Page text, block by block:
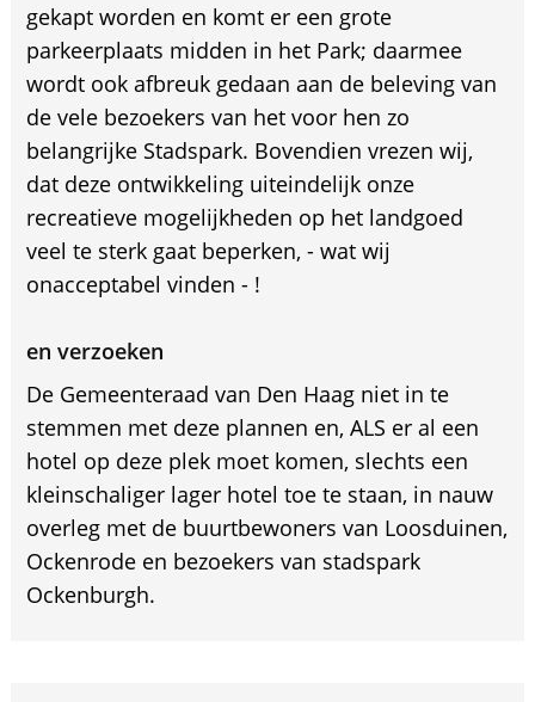
gekapt worden en komt er een grote
parkeerplaats midden in het Park; daarmee
wordt ook afbreuk gedaan aan de beleving van
de vele bezoekers van het voor hen zo
belangrijke Stadspark. Bovendien vrezen wij,
dat deze ontwikkeling uiteindelijk onze
recreatieve mogelijkheden op het landgoed
veel te sterk gaat beperken, - wat wij
onacceptabel vinden - !
en verzoeken
De Gemeenteraad van Den Haag niet in te
stemmen met deze plannen en, ALS er al een
hotel op deze plek moet komen, slechts een
kleinschaliger lager hotel toe te staan, in nauw
overleg met de buurtbewoners van Loosduinen,
Ockenrode en bezoekers van stadspark
Ockenburgh.